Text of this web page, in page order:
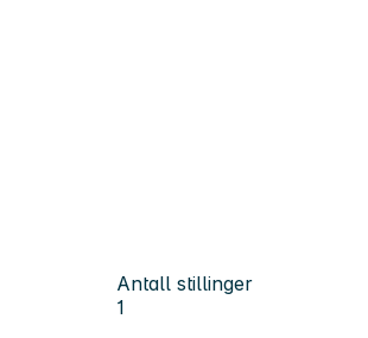
Antall stillinger
1